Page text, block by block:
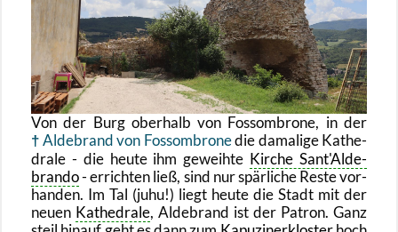
Von der Burg ober­halb von Fos­s­om­bro­ne, in der
Al­de­brand von Fos­s­om­bro­nedie da­ma­li­ge Ka­the­
dra­le - die heute ihm ge­weih­te Kir­che Sant'Al­de­
bran­do- er­rich­ten ließ, sind nur spär­li­che Reste vor­
han­den. Im Tal (juhu!) liegt heute die Stadt mit der
neuen Ka­the­dra­le, Al­de­brand ist der Pa­tron. Ganz